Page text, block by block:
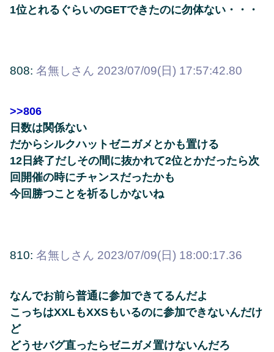
1位とれるぐらいのGETできたのに勿体ない・・・
808: 名無しさん 2023/07/09(日) 17:57:42.80
>>806
日数は関係ない
だからシルクハットゼニガメとかも置ける
12日終了だしその間に抜かれて2位とかだったら次
回開催の時にチャンスだったかも
今回勝つことを祈るしかないね
810: 名無しさん 2023/07/09(日) 18:00:17.36
なんでお前ら普通に参加できてるんだよ
こっちはXXLもXXSもいるのに参加できないんだけ
ど
どうせバグ直ったらゼニガメ置けないんだろ